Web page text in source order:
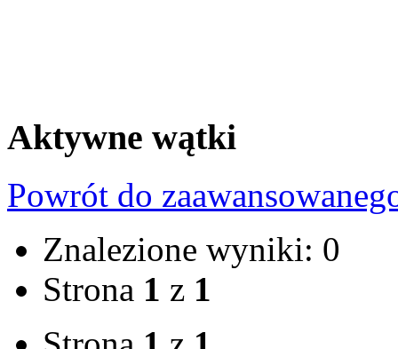
Aktywne wątki
Powrót do
Znalezione wyniki: 0
Strona 1 z 1